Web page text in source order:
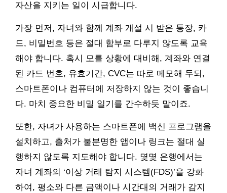
자산을 지키는 일이 시급합니다.
가장 먼저, 자녀와 함께 계좌 개설 시 받은 통장, 카
드, 비밀번호 등은 절대 함부로 다루지 않도록 교육
해야 합니다. 혹시 모를 상황에 대비해, 계좌와 연결
된 카드 번호, 유효기간, CVC는 따로 메모해 두되,
스마트폰이나 컴퓨터에 저장하지 않는 것이 좋습니
다. 마치 중요한 비밀 일기를 간수하듯 말이죠.
또한, 자녀가 사용하는 스마트폰에 백신 프로그램을
설치하고, 출처가 불분명한 앱이나 링크는 절대 실
행하지 않도록 지도해야 합니다. 몇몇 은행에서는
자녀 계좌의 ‘이상 거래 탐지 시스템(FDS)’을 강화
하여, 평소와 다른 금액이나 시간대의 거래가 감지